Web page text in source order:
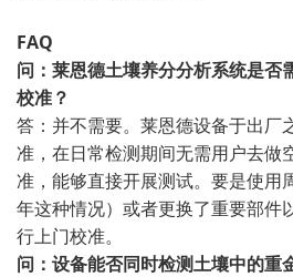
FAQ
问：莱恩德土壤养分分析系统是否
校准？
答：并不需要。莱恩德设备于出厂
准，在日常检测期间无需用户去做
准，能够直接开展测试。要是使用
年这种情况）或者更换了重要部件
行上门校准。
问：设备能否同时检测土壤中的重